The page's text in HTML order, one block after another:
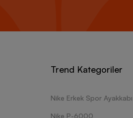
Trend Kategoriler
Nike Erkek Spor Ayakkabı
Nike P-6000